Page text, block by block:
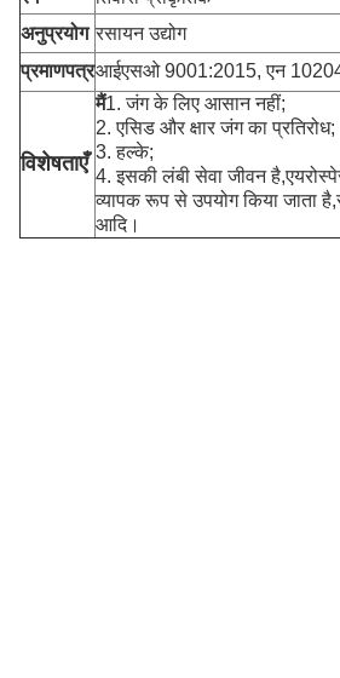
अनुप्रयोग रसायन उद्योग
प्रमाणपत्रआईएसओ 9001:2015, एन
विशेषताएँ
मैं1. जंग के लिए आसान नहीं;
2. एसिड और क्षार जंग का प्रतिरोध;
3. हल्के;
4. इसकी लंबी सेवा जीवन है,
व्यापक रूप से उपयोग किया जाता है,
आदि।